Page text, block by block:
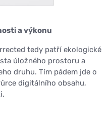
a výkonu
tedy patří ekologické
úložného prostoru a
druhu. Tím pádem jde o
digitálního obsahu,